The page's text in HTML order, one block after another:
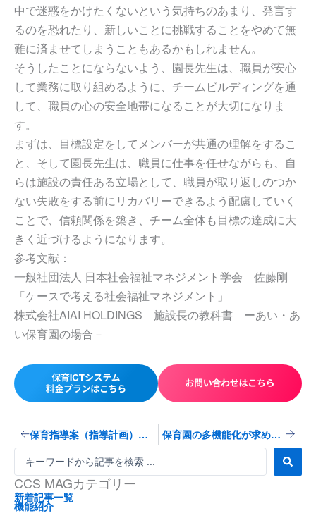
中で迷惑をかけたくないという気持ちのあまり、発言す
るのを恐れたり、新しいことに挑戦することをやめて無
難に済ませてしまうこともあるかもしれません。
そうしたことにならないよう、園長先生は、職員が安心
して業務に取り組めるように、チームビルディングを通
して、職員の心の安全地帯になることが大切になりま
す。
まずは、目標設定をしてメンバーが共通の理解をするこ
と、そして園長先生は、職員に仕事を任せながらも、自
らは施設の責任ある立場として、職員が取り返しのつか
ない失敗をする前にリカバリーできるよう配慮していく
ことで、信頼関係を築き、チーム全体も目標の達成に大
きく近づけるようになります。
参考文献：
一般社団法人 日本社会福祉マネジメント学会 佐藤剛
「ケースで考える社会福祉マネジメント」
株式会社AIAI HOLDINGS 施設長の教科書 ーあい・あ
い保育園の場合－
Prev 保育指導案（指導計画）の添削をするときに気をつけたいこと～主任保育士のお仕事（１） 保育園の多機能化が求められる時代に、今できることをやる。～AIAIの事例を紹介 Next
S
a
r
c
CCS MAGカテゴリー
新着記事一覧
機能紹介